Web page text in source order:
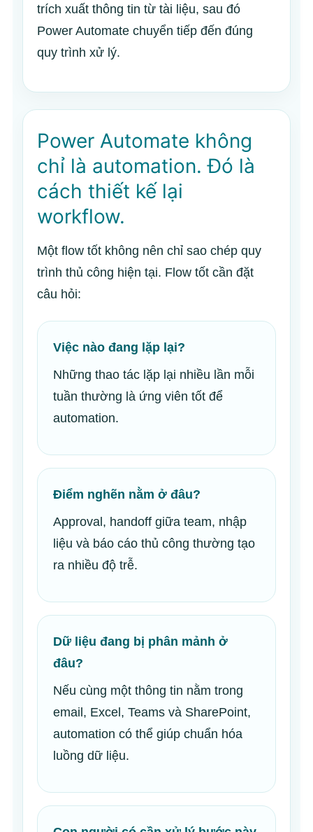
trích xuất thông tin từ tài liệu, sau đó
Power Automate chuyển tiếp đến đúng
quy trình xử lý.
Power Automate không
chỉ là automation. Đó là
cách thiết kế lại
workflow.
Một flow tốt không nên chỉ sao chép quy
trình thủ công hiện tại. Flow tốt cần đặt
câu hỏi:
Việc nào đang lặp lại?
Những thao tác lặp lại nhiều lần mỗi
tuần thường là ứng viên tốt để
automation.
Điểm nghẽn nằm ở đâu?
Approval, handoff giữa team, nhập
liệu và báo cáo thủ công thường tạo
ra nhiều độ trễ.
Dữ liệu đang bị phân mảnh ở
đâu?
Nếu cùng một thông tin nằm trong
email, Excel, Teams và SharePoint,
automation có thể giúp chuẩn hóa
luồng dữ liệu.